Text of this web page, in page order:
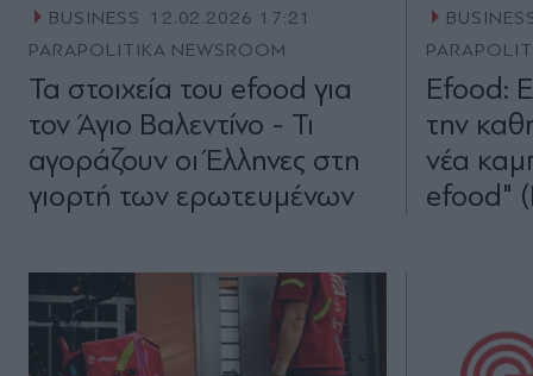
BUSINESS
12.02.2026 17:21
PARAPOLITIKA NEWSROOM
Τα στοιχεία του efood για
τον Άγιο Βαλεντίνο - Τι
αγοράζουν οι Έλληνες στη
γιορτή των ερωτευμένων
Efood:
την
νέα
efood"